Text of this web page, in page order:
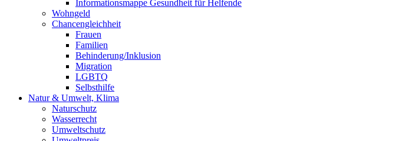
Informationsmappe Gesundheit für Helfende
Wohngeld
Chancengleichheit
Frauen
Familien
Behinderung/Inklusion
Migration
LGBTQ
Selbsthilfe
Natur & Umwelt, Klima
Naturschutz
Wasserrecht
Umweltschutz